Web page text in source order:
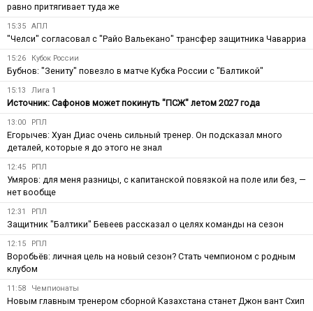
равно притягивает туда же
15:35 АПЛ
"Челси" согласовал с "Райо Вальекано" трансфер защитника Чаварриа
15:26 Кубок России
Бубнов: "Зениту" повезло в матче Кубка России с "Балтикой"
15:13 Лига 1
Источник: Сафонов может покинуть "ПСЖ" летом 2027 года
13:00 РПЛ
Егорычев: Хуан Диас очень сильный тренер. Он подсказал много
деталей, которые я до этого не знал
12:45 РПЛ
Умяров: для меня разницы, с капитанской повязкой на поле или без, —
нет вообще
12:31 РПЛ
Защитник "Балтики" Бевеев рассказал о целях команды на сезон
12:15 РПЛ
Воробьёв: личная цель на новый сезон? Стать чемпионом с родным
клубом
11:58 Чемпионаты
Новым главным тренером сборной Казахстана станет Джон вант Схип